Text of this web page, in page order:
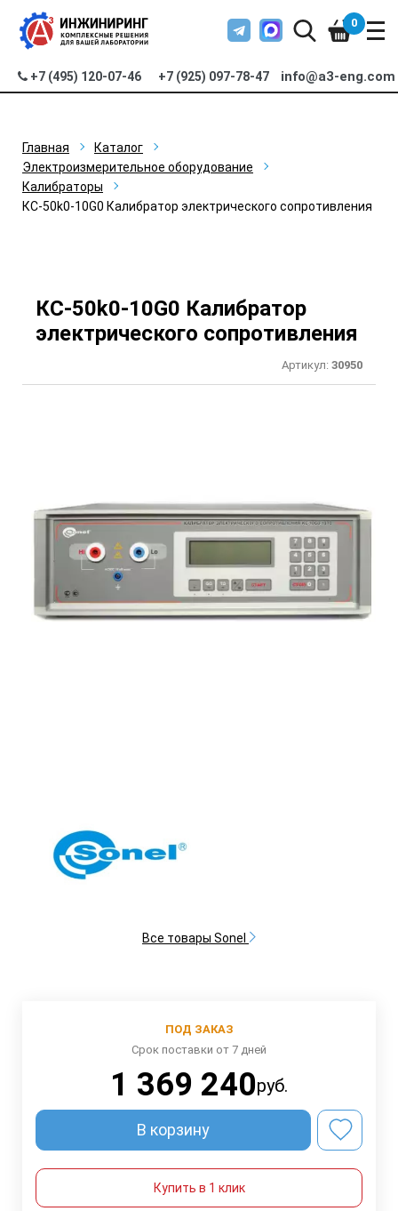
+7 (495) 120-07-46 +7 (925) 097-78-47 info@a3-eng.com
0
Главная
Каталог
Электроизмерительное оборудование
Калибраторы
КС-50k0-10G0 Калибратор электрического сопротивления
КС-50k0-10G0 Калибратор
электрического сопротивления
Артикул: 30950
Все товары Sonel
ПОД ЗАКАЗ
Срок поставки от 7 дней
1 369 240руб.
В корзину
Купить в 1 клик